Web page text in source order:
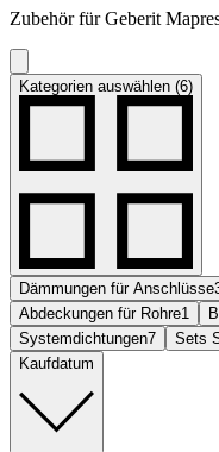
Zubehör für Geberit
Kategorien auswählen (6)
Dämmungen für Anschlüsse
Abdeckungen für Rohre1
Systemdichtungen7 Sets
Kaufdatum